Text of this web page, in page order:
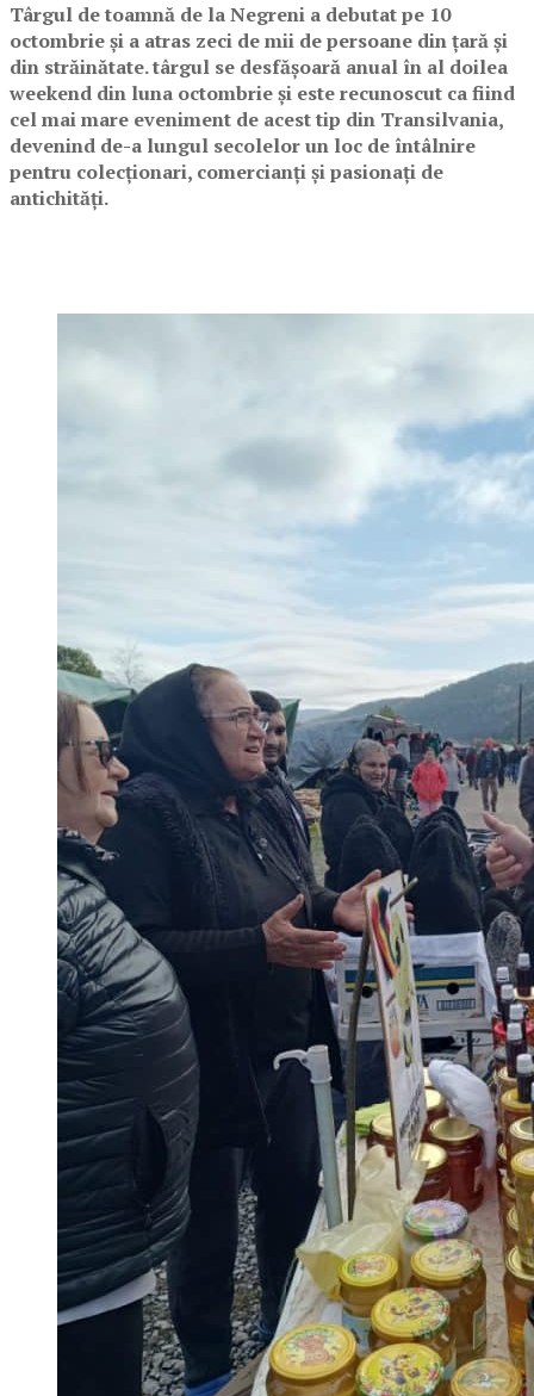
Târgul de toamnă de la Negreni a debutat pe 10
octombrie și a atras zeci de mii de persoane din țară și
din străinătate. târgul se desfășoară anual în al doilea
weekend din luna octombrie și este recunoscut ca fiind
cel mai mare eveniment de acest tip din Transilvania,
devenind de-a lungul secolelor un loc de întâlnire
pentru colecționari, comercianți și pasionați de
antichități.